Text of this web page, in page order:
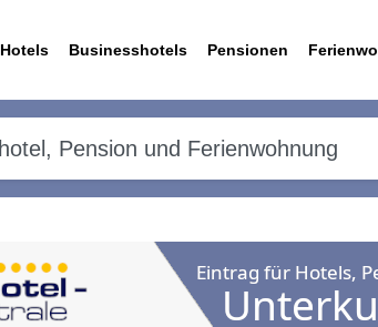
Hotels Businesshotels Pensionen